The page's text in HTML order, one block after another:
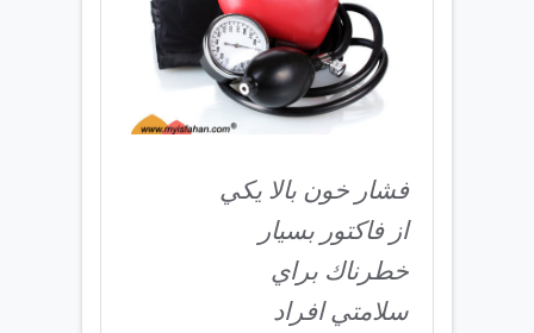
فشار خون بالا يكي
از فاكتور بسيار
خطرناك براي
سلامتي افراد